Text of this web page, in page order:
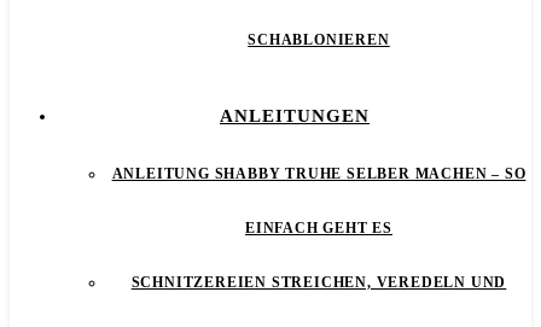
SCHABLONIEREN
ANLEITUNGEN
ANLEITUNG SHABBY TRUHE SELBER MACHEN – SO
EINFACH GEHT ES
SCHNITZEREIEN STREICHEN, VEREDELN UND